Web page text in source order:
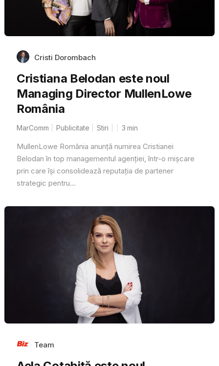
Cristi Dorombach
Cristiana Belodan este noul
Managing Director MullenLowe
România
MarComm Publicitate Stiri 3 min
MullenLowe România anunță numirea Cristianei
Belodan în top managementul agenției, într-o mișcare
prin care își consolidează reputația de partener
strategic pentru...
Team